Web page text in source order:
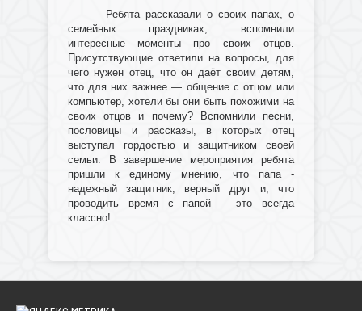
Ребята рассказали о своих папах, о
семейных праздниках, вспомнили
интересные моменты про своих отцов.
Присутствующие ответили на вопросы, для
чего нужен отец, что он даёт своим детям,
что для них важнее — общение с отцом или
компьютер, хотели бы они быть похожими на
своих отцов и почему? Вспомнили песни,
пословицы и рассказы, в которых отец
выступал гордостью и защитником своей
семьи. В завершение мероприятия ребята
пришли к единому мнению, что папа -
надежный защитник, верный друг и, что
проводить время с папой – это всегда
классно!